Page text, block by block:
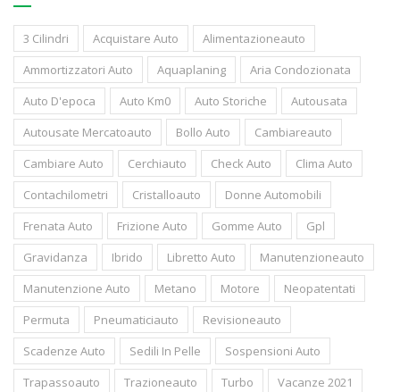
3 Cilindri Acquistare Auto
Alimentazioneauto
Ammortizzatori Auto
Aquaplaning
Aria Condozionata
Auto D'epoca
Auto Km0 Auto Storiche
Autousata
Autousate Mercatoauto
Bollo Auto
Cambiareauto
Cambiare Auto
Cerchiauto Check Auto
Clima Auto
Contachilometri
Cristalloauto
Donne Automobili
Frenata Auto
Frizione Auto Gomme Auto
Gpl
Gravidanza
Ibrido Libretto Auto
Manutenzioneauto
Manutenzione Auto
Metano Motore
Neopatentati
Permuta
Pneumaticiauto
Revisioneauto
Scadenze Auto
Sedili In Pelle
Sospensioni Auto
Trapassoauto
Trazioneauto Turbo
Vacanze 2021